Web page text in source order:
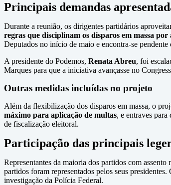
Principais demandas
Durante a reunião, os dirigentes partidários
regras que disciplinam os disparos em massa por
Deputados no início de maio e encontra-se pendente
A presidente do Podemos, Renata Abreu, foi
Marques para que a iniciativa avançasse no
Outras medidas incluídas no projeto
Além da flexibilização dos disparos em massa, o
máximo para aplicação de multas, e entraves para
de fiscalização eleitoral.
Participação das principais
Representantes da maioria dos partidos com
partidos foram representados pelos seus
investigação da Polícia Federal.